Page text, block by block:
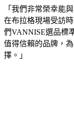
「我們非常榮幸能
在布拉格現場受訪
們VANNISE選品標
值得信賴的品牌，
擇。」